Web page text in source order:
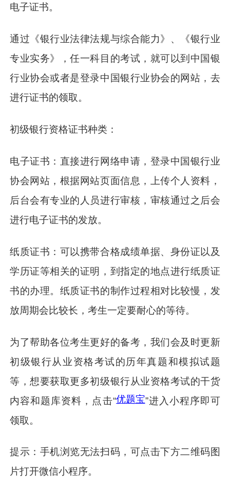
电子证书。
通过《银行业法律法规与综合能力》、《银行业
专业实务》，任一科目的考试，就可以到中国银
行业协会或者是登录中国银行业协会的网站，去
进行证书的领取。
初级银行资格证书种类：
电子证书：直接进行网络申请，登录中国银行业
协会网站，根据网站页面信息，上传个人资料，
后台会有专业的人员进行审核，审核通过之后会
进行电子证书的发放。
纸质证书：可以携带合格成绩单据、身份证以及
学历证等相关的证明，到指定的地点进行纸质证
书的办理。纸质证书的制作过程相对比较慢，发
放周期会比较长，考生一定要耐心的等待。
为了帮助各位考生更好的备考，我们会及时更新
初级银行从业资格考试的历年真题和模拟试题
等，想要获取更多初级银行从业资格考试的干货
内容和题库资料，点击“优题宝”进入小程序即可
领取。
提示：手机浏览无法扫码，可点击下方二维码图
片打开微信小程序。